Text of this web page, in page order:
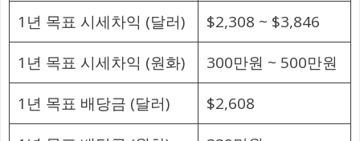
1년 목표 시세차익 (달러)
$2,308 ~ $3,846
1년 목표 시세차익 (원화)
300만원 ~ 500만원
1년 목표 배당금 (달러)
$2,608